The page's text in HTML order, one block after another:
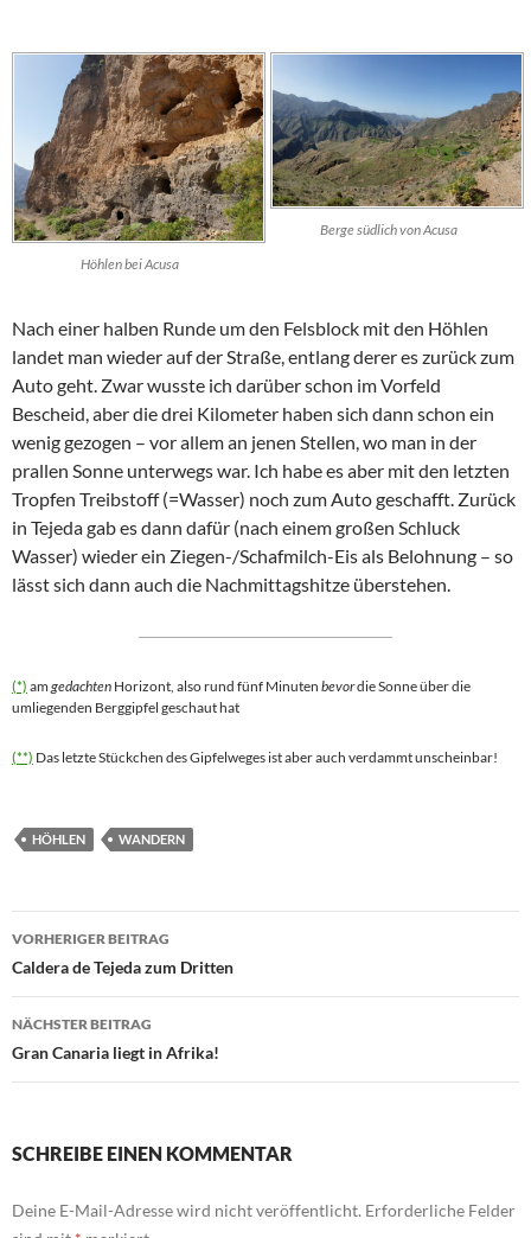
Höhlen bei Acusa
Berge südlich von Acusa
Nach einer halben Runde um den Felsblock mit den Höhlen
landet man wieder auf der Straße, entlang derer es zurück zum
Auto geht. Zwar wusste ich darüber schon im Vorfeld
Bescheid, aber die drei Kilometer haben sich dann schon ein
wenig gezogen – vor allem an jenen Stellen, wo man in der
prallen Sonne unterwegs war. Ich habe es aber mit den letzten
Tropfen Treibstoff (=Wasser) noch zum Auto geschafft. Zurück
in Tejedagab es dann dafür (nach einem großen Schluck
Wasser) wieder ein Ziegen-/Schafmilch-Eis als Belohnung – so
lässt sich dann auch die Nachmittagshitze überstehen.
(*) amgedachten Horizont, also rund fünf Minuten bevordie Sonne über die
umliegenden Berggipfel geschaut hat
(**) Das letzte Stückchen des Gipfelweges ist aber auch verdammt unscheinbar!
HÖHLEN WANDERN
Beitragsnavigation
VORHERIGER BEITRAG
Caldera de Tejeda zum Dritten
NÄCHSTER BEITRAG
Gran Canaria liegt in Afrika!
SCHREIBE EINEN KOMMENTAR
Deine E-Mail-Adresse wird nicht veröffentlicht. Erforderliche Felder